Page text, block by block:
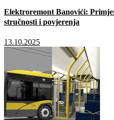
Elektroremont Banovići:
stručnosti i povjerenja
13.10.2025